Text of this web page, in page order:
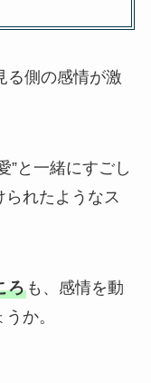
る側の感情が激
”と一緒にすごし
れたようなス
ろも、感情を動
か。